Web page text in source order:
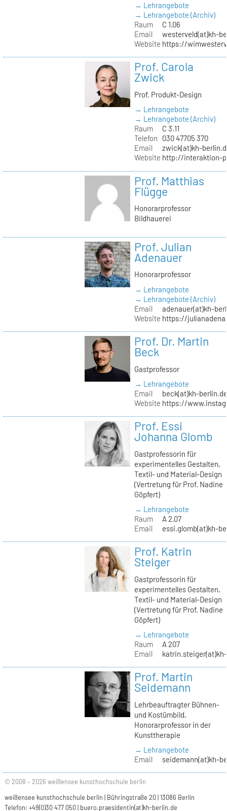
→ Lehrangebote
→ Lehrangebote (Archiv)
Raum
C 1.06
Email
westerveld(at)kh-
Website https://
Prof. Carola
Zwick
Prof. Produkt-Design
→ Lehrangebote
→ Lehrangebote (Archiv)
Raum
C 3.11
Telefon
030 47705 370
Email
zwick(at)kh-
Website http://interaktion-
Prof. Matthias
Flügge
Honorarprofessor
Bildhauerei
Prof. Julian
Adenauer
Honorarprofessor
→ Lehrangebote
→ Lehrangebote (Archiv)
Email
adenauer(at)kh-
Website https://
Prof. Dr. Martin
Beck
Gastprofessor
→ Lehrangebote
Email
beck(at)kh-
Website https://
Prof. Essi
Johanna Glomb
Gastprofessorin für
experimentelles Gestalten,
Textil- und Material-Design
(Vertretung für Prof. Nadine
Göpfert)
→ Lehrangebote
Raum
A 2.07
Email
essi.glomb(at)kh-
Prof. Katrin
Steiger
Gastprofessorin für
experimentelles Gestalten,
Textil- und Material-Design
(Vertretung für Prof. Nadine
Göpfert)
→ Lehrangebote
Raum
A 207
Email
Prof. Martin
Seidemann
Lehrbeauftragter Bühnen-
und Kostümbild,
Honorarprofessor in der
Kunsttherapie
→ Lehrangebote
Email
seidemann(at)kh-
© 2008 – 2026 weißensee kunsthochschule berlin
weißensee kunsthochschule berlin | Bühringstraße 20 | 13086 Berlin
Telefon: +49(0)30 477 050 | buero.praesidentin(at)kh-berlin.de